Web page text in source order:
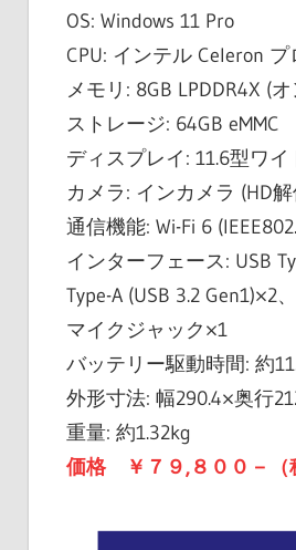
OS: Windows 11 Pro
CPU: インテル Celeron
メモリ: 8GB LPDDR4X (
ストレージ: 64GB eMMC
ディスプレイ: 11.6型ワ
カメラ: インカメラ (HD
通信機能: Wi-Fi 6
インターフェース: USB
Type-A (USB 3.2
マイクジャック×1
バッテリー駆動時間: 約
外形寸法: 幅290.4×奥行
重量: 約1.32kg
価格 ￥７９,８００－（